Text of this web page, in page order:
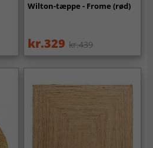
Wilton-tæppe - Frome (rød)
kr.329 kr.439